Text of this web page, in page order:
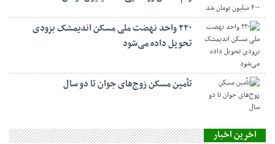
۲۲۰ واحد نهضت ملی مسکن اندیمشک بزودی
تحویل داده می‌شود
تأمین مسکن زوج‌های جوان تا دو سال
اخرین اخبار